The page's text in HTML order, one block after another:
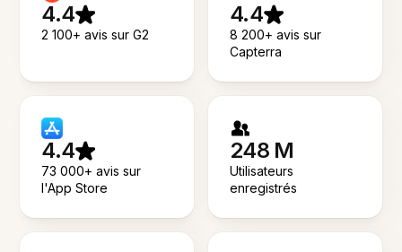
4.4
2 100+ avis sur G2
4.4
8 200+ avis sur
Capterra
4.4
73 000+ avis sur
l'App Store
248 M
Utilisateurs
enregistrés